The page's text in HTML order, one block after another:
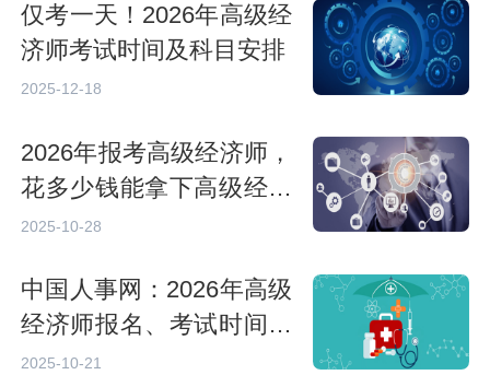
仅考一天！2026年高级经
济师考试时间及科目安排
2025-12-18
2026年报考高级经济师，
花多少钱能拿下高级经济
师证书？
2025-10-28
中国人事网：2026年高级
经济师报名、考试时间及
考试具体批次安排
2025-10-21